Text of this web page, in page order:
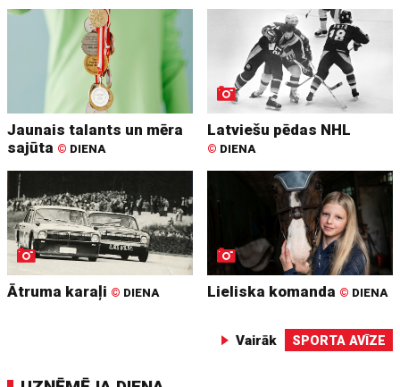
Jaunais talants un mēra
sajūta © DIENA
Latviešu pēdas NHL
© DIENA
Ātruma karaļi © DIENA Lieliska komanda © DIENA
Vairāk SPORTA AVĪZE